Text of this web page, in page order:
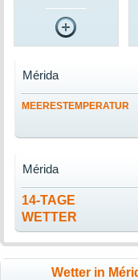
MEERESTEMPERATUR
Mérida
14-TAGE
WETTER
Mérida
Wetter in